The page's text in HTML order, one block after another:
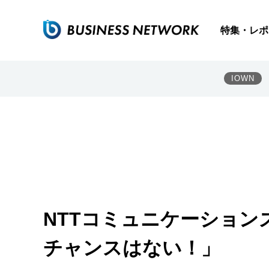
特集・レ
IOWN
NTTコミュニケーション
チャンスはない！」